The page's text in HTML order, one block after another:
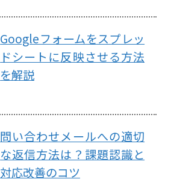
Googleフォームをスプレッ
ドシートに反映させる方法
を解説
問い合わせメールへの適切
な返信方法は？課題認識と
対応改善のコツ